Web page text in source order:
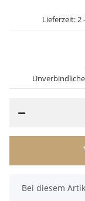
Lieferzeit:2
x
Bei diesem